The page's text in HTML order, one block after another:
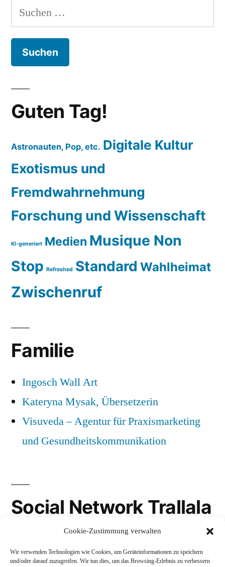
Cookie-Zustimmung verwalten
Wir verwenden Technologien wie Cookies, um Geräteinformationen zu speichern
und/oder darauf zuzugreifen. Wir tun dies, um das Browsing-Erlebnis zu verbessern
Suchen
nach:
Guten Tag!
Astronauten, Pop, etc. Digitale Kultur
Exotismus und
Fremdwahrnehmung
Forschung und Wissenschaft
KI-generiert Medien Musique Non
Stop Refreshed Standard Wahlheimat
Zwischenruf
Familie
Ingosch Wall Art
Kateryna Mysak, Übersetzerin
Visuveda – Agentur für Praxismarketing
und Gesundheitskommunikation
Social Network Trallala
LinkedIn